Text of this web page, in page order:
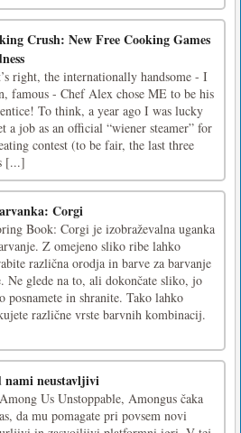
Crush: New Free Cooking Games
right, the internationally handsome - I
famous - Chef Alex chose ME to be his
To think, a year ago I was lucky
a job as an official “wiener steamer” for
contest (to be fair, the last three
[...]
Corgi
Book: Corgi je izobraževalna uganka
Z omejeno sliko ribe lahko
različna orodja in barve za barvanje
Ne glede na to, ali dokončate sliko, jo
posnamete in shranite. Tako lahko
različne vrste barvnih kombinacij.
nami neustavljivi
Us Unstoppable, Amongus čaka
da mu pomagate pri povsem novi